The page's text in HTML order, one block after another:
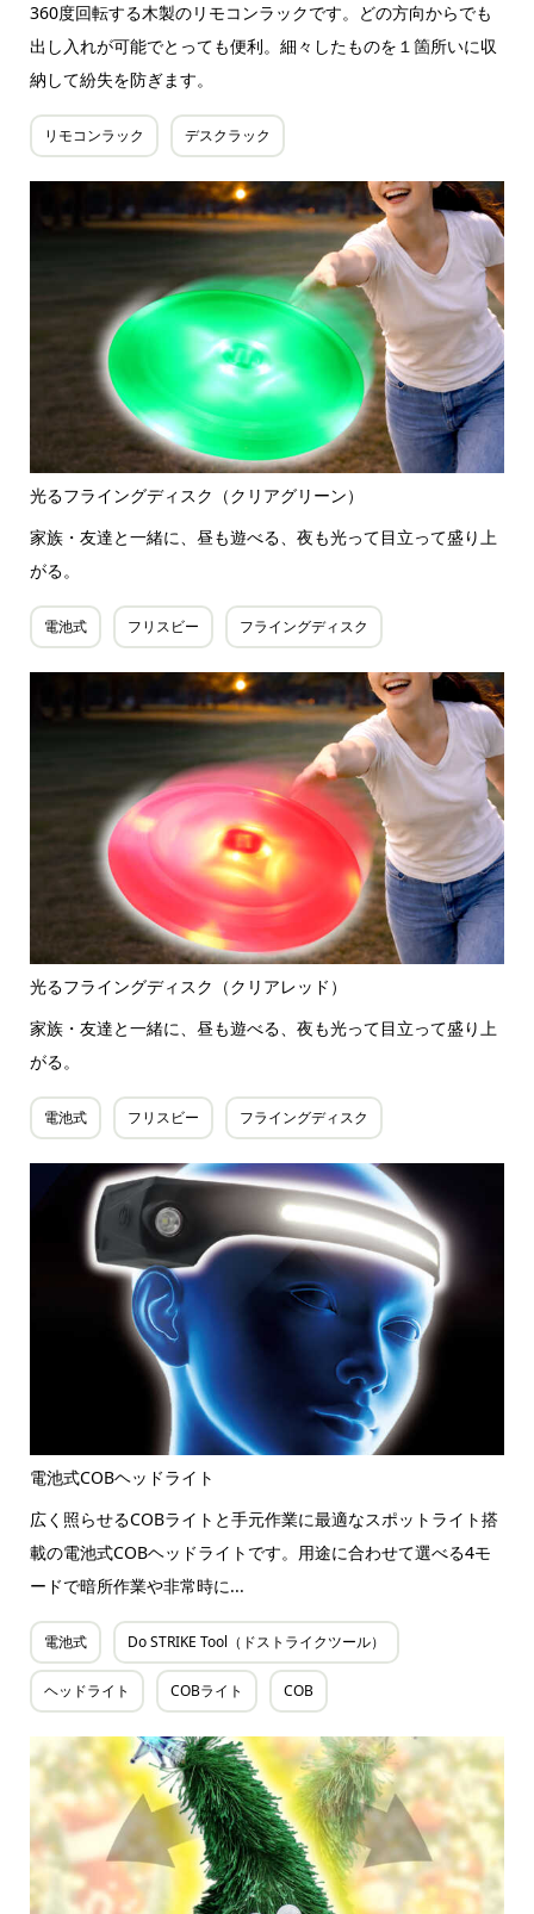
360度回転する木製のリモコンラックです。どの方向からでも
出し入れが可能でとっても便利。細々したものを１箇所いに収
納して紛失を防ぎます。
リモコンラック デスクラック
光るフライングディスク（クリアグリーン）
家族・友達と一緒に、昼も遊べる、夜も光って目立って盛り上
がる。
電池式 フリスビー フライングディスク
光るフライングディスク（クリアレッド）
家族・友達と一緒に、昼も遊べる、夜も光って目立って盛り上
がる。
電池式 フリスビー フライングディスク
電池式COBヘッドライト
広く照らせるCOBライトと手元作業に最適なスポットライト搭
載の電池式COBヘッドライトです。用途に合わせて選べる4モ
ードで暗所作業や非常時に...
電池式 Do STRIKE Tool（ドストライクツール）
ヘッドライト COBライト COB